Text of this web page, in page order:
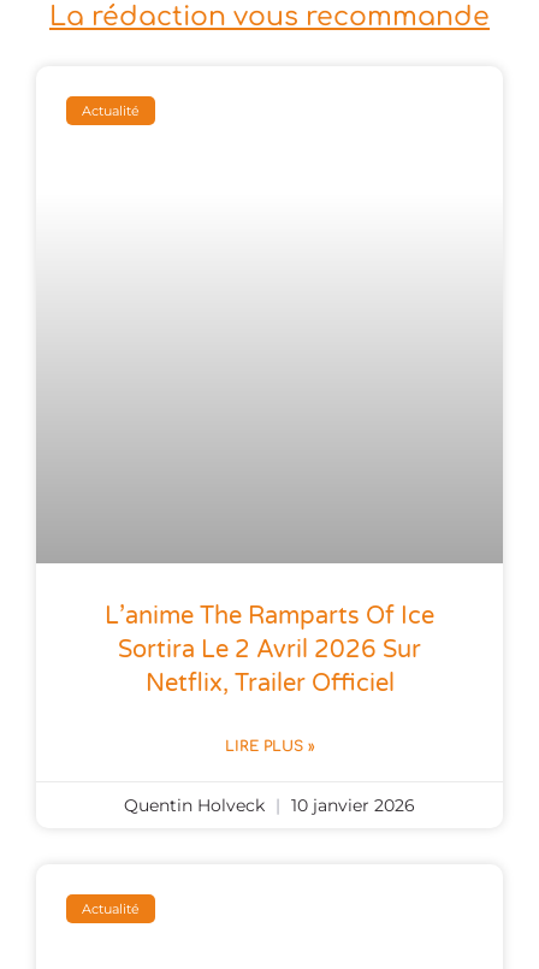
La rédaction vous recommande
Actualité
L’anime The Ramparts Of Ice
Sortira Le 2 Avril 2026 Sur
Netflix, Trailer Officiel
LIRE PLUS »
Quentin Holveck 10 janvier 2026
Actualité